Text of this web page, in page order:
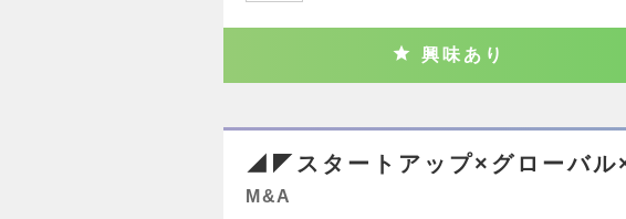
興味あり
◢◤スタートアップ×グローバ
M&A